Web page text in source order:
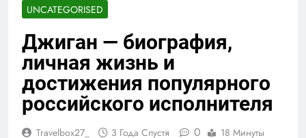
UNCATEGORISED
Джиган — биография,
личная жизнь и
достижения популярного
российского исполнителя
Travelbox27_ 3 Года Спустя 0 18 Минуты